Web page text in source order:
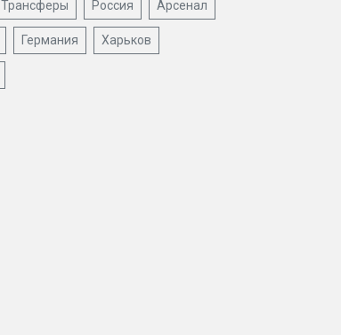
Трансферы Россия Арсенал
Германия Харьков